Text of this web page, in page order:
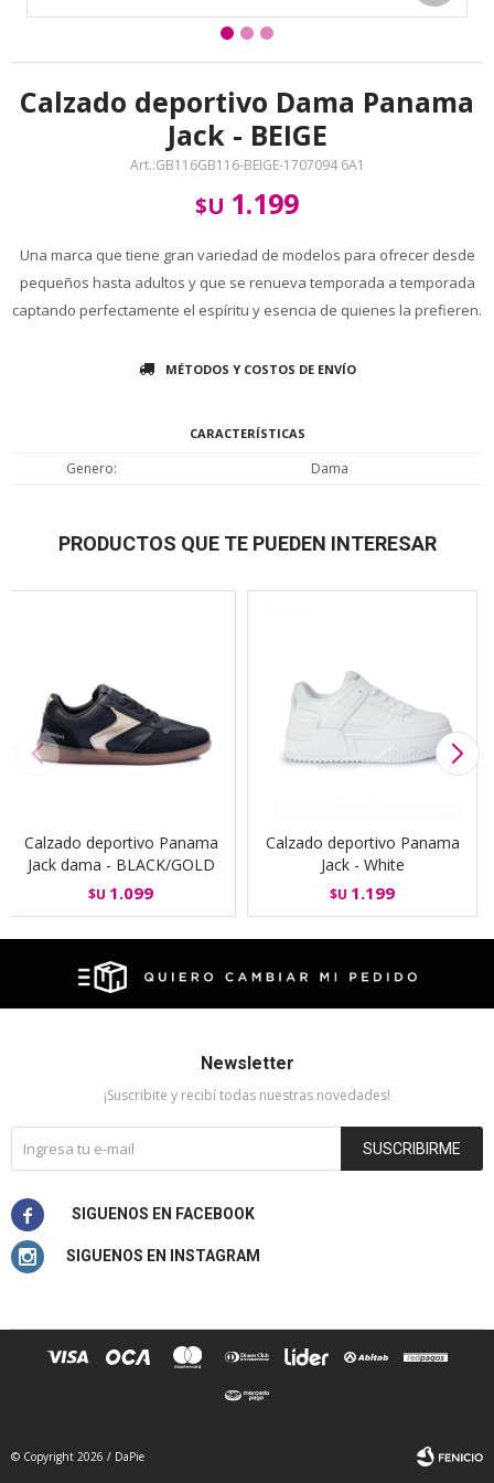
Calzado deportivo Dama Panama
Jack - BEIGE
GB116GB116-BEIGE-1707094 6A1
$U 1.199
Una marca que tiene gran variedad de modelos para ofrecer desde
pequeños hasta adultos y que se renueva temporada a temporada
captando perfectamente el espíritu y esencia de quienes la prefieren.
MÉTODOS Y COSTOS DE ENVÍO
CARACTERÍSTICAS
Genero Dama
PRODUCTOS QUE TE PUEDEN INTERESAR
Calzado deportivo Panama
Jack dama - BLACK/GOLD
$U 1.099
Calzado deportivo Panama
Jack - White
$U 1.199
Newsletter
¡Suscribite y recibí todas nuestras novedades!
SUSCRIBIRME


© Copyright 2026 / DaPie